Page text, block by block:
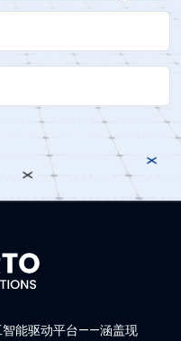
智能驱动平台——涵盖现